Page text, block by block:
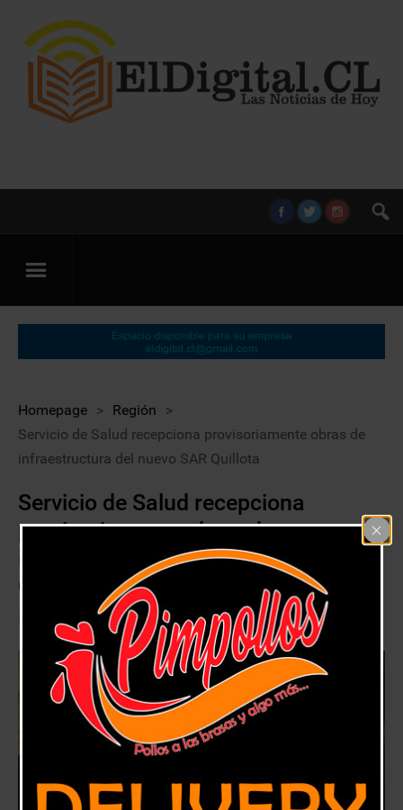
Homepage > Región
>
Servicio de Salud recepciona provisoriamente obras de
infraestructura del nuevo SAR Quillota
Servicio de Salud recepciona
provisoriamente obras de
infraestructura del nuevo SAR
Quillota
Región